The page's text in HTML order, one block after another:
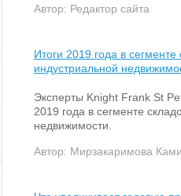
Автор: Редактор сайта
Итоги 2019 года в сегменте
индустриальной
Эксперты Knight Frank St
2019 года в сегменте
недвижимости.
Автор: Мирзакаримова